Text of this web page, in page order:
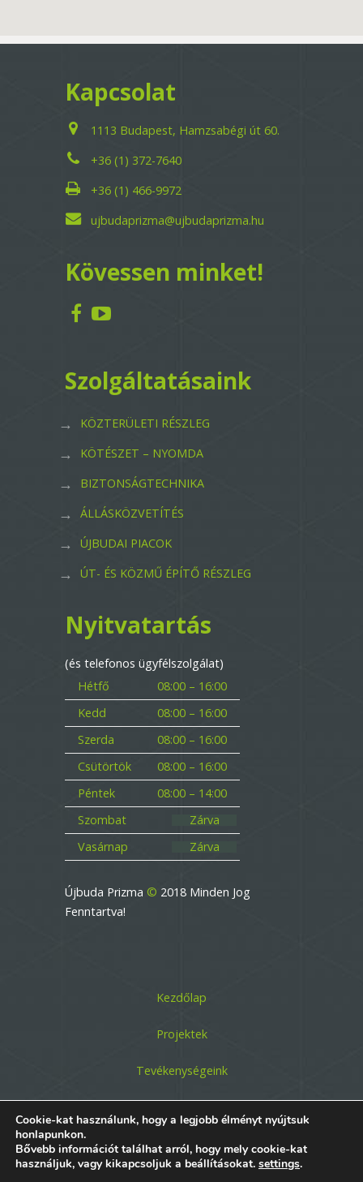
Kapcsolat
1113 Budapest, Hamzsabégi út 60.
+36 (1) 372-7640
+36 (1) 466-9972
ujbudaprizma@ujbudaprizma.hu
Kövessen minket!
Szolgáltatásaink
KÖZTERÜLETI RÉSZLEG
KÖTÉSZET – NYOMDA
BIZTONSÁGTECHNIKA
ÁLLÁSKÖZVETÍTÉS
ÚJBUDAI PIACOK
ÚT- ÉS KÖZMŰ ÉPÍTŐ RÉSZLEG
Nyitvatartás
(és telefonos ügyfélszolgálat)
Hétfő
08:00 – 16:00
Kedd
08:00 – 16:00
Szerda
08:00 – 16:00
Csütörtök
08:00 – 16:00
Péntek
08:00 – 14:00
Szombat
Zárva
Vasárnap
Zárva
Újbuda Prizma © 2018 Minden Jog
Fenntartva!
Kezdőlap
Projektek
Tevékenységeink
Kapcsolat
Cookie-kat használunk, hogy a legjobb élményt nyújtsuk
honlapunkon.
Bővebb információt találhat arról, hogy mely cookie-kat
használjuk, vagy kikapcsoljuk a beállításokat. settings.